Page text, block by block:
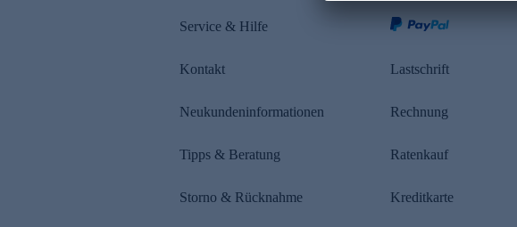
Service & Hilfe
Kontakt
Neukundeninformationen
Tipps & Beratung
Storno & Rücknahme
Lastschrift
Rechnung
Ratenkauf
Kreditkarte